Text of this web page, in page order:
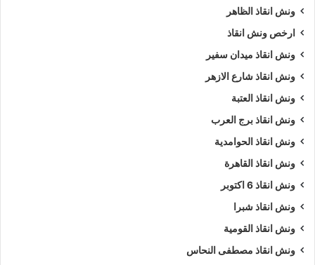
ونش انقاذ الظاهر
ارخص ونش انقاذ
ونش انقاذ ميدان سفير
ونش انقاذ شارع الازهر
ونش انقاذ العتبة
ونش انقاذ برج العرب
ونش انقاذ الحوامدية
ونش انقاذ القاهرة
ونش انقاذ 6 اكتوبر
ونش انقاذ شبرا
ونش انقاذ القومية
ونش انقاذ مصطفى النحاس